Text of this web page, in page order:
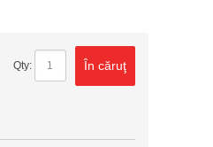
Qty: În căruţ